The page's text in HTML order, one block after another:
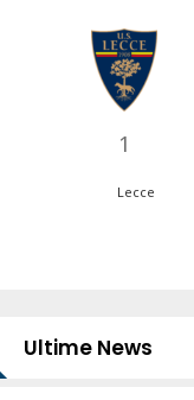
1
Lecce
Ultime News